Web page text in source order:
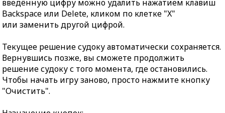
введённую цифру можно удалить нажатием клавиш
Backspace или Delete, кликом по клетке "X"
или заменить другой цифрой.
Текущее решение судоку автоматически сохраняется.
Вернувшись позже, вы сможете продолжить
решение судоку с того момента, где остановились.
Чтобы начать игру заново, просто нажмите кнопку
"Очистить".